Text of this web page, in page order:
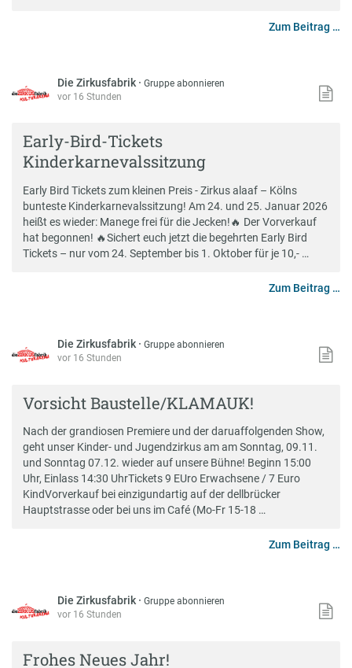
Zum Beitrag …
Die Zirkusfabrik ·Gruppe abonnieren
vor 16 Stunden
Early-Bird-Tickets
Kinderkarnevalssitzung
Early Bird Tickets zum kleinen Preis - Zirkus alaaf – Kölns
bunteste Kinderkarnevalssitzung! Am 24. und 25. Januar 2026
heißt es wieder: Manege frei für die Jecken!🔥 Der Vorverkauf
hat begonnen! 🔥Sichert euch jetzt die begehrten Early Bird
Tickets – nur vom 24. September bis 1. Oktober für je 10,- …
Zum Beitrag …
Die Zirkusfabrik ·Gruppe abonnieren
vor 16 Stunden
Vorsicht Baustelle/KLAMAUK!
Nach der grandiosen Premiere und der daruaffolgenden Show,
geht unser Kinder- und Jugendzirkus am am Sonntag, 09.11.
und Sonntag 07.12. wieder auf unsere Bühne! Beginn 15:00
Uhr, Einlass 14:30 UhrTickets 9 EUro Erwachsene / 7 Euro
KindVorverkauf bei einzigundartig auf der dellbrücker
Hauptstrasse oder bei uns im Café (Mo-Fr 15-18 …
Zum Beitrag …
Die Zirkusfabrik ·Gruppe abonnieren
vor 16 Stunden
Frohes Neues Jahr!